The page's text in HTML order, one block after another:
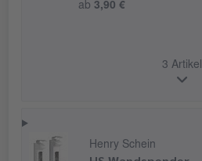
ab 3,90 €
3 Artikel
Henry Schein